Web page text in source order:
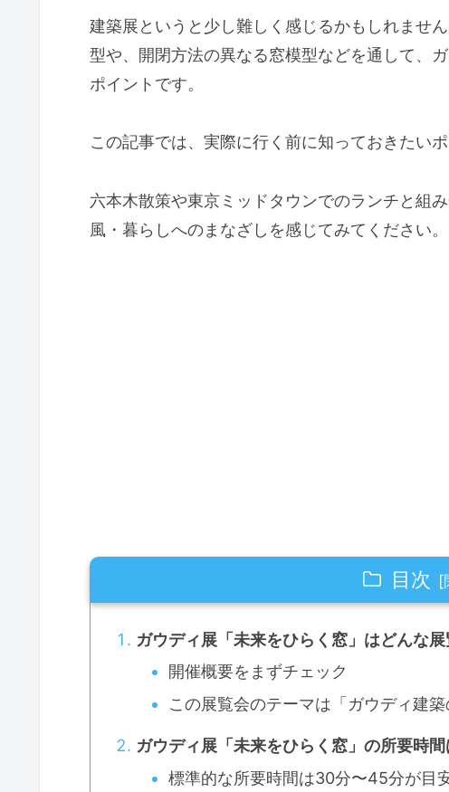
建築展というと少し難しく感じるかもしれませ
型や、開閉方法の異なる窓模型などを通して、
ポイントです。
この記事では、実際に行く前に知っておきたい
六本木散策や東京ミッドタウンでのランチと組
風・暮らしへのまなざしを感じてみてください。
目次
ガウディ展「未来をひらく窓」はどんな展
開催概要をまずチェック
この展覧会のテーマは「ガウディ建築
ガウディ展「未来をひらく窓」の所要時間
標準的な所要時間は30分〜45分が目